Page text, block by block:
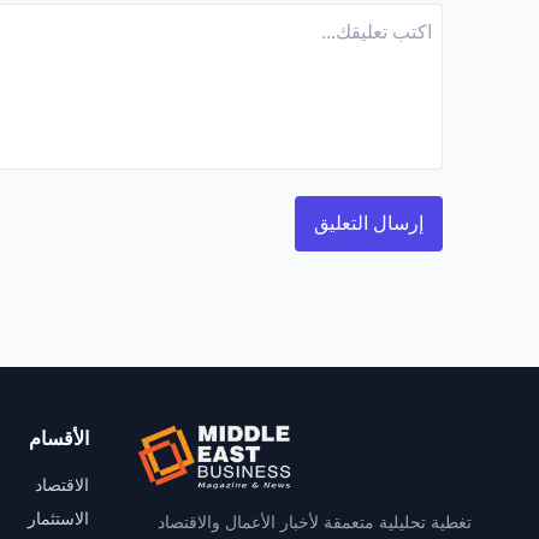
تغطية تحليلية متعمقة لأخبار الأعمال والاقتصاد
الأقسام
الاقتصاد
الاستثمار